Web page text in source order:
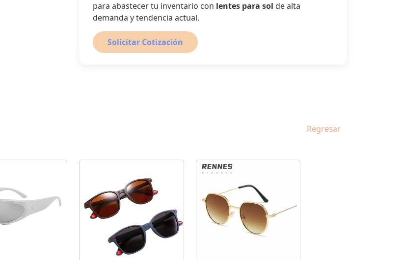
para abastecer tu inventario con lentes para sol de alta
demanda y tendencia actual.
Solicitar Cotización
Regresar